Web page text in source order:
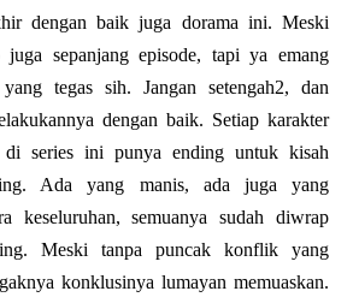
dengan baik juga dorama ini. Meski
juga sepanjang episode, tapi ya emang
tegas sih. Jangan setengah2, dan
dengan baik. Setiap karakter
di series ini punya ending untuk kisah
Ada yang manis, ada juga yang
keseluruhan, semuanya sudah diwrap
Meski tanpa puncak konflik yang
konklusinya lumayan memuaskan.